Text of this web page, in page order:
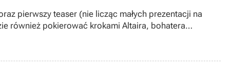
pierwszy teaser (nie licząc małych prezentacji na
również pokierować krokami Altaira, bohatera